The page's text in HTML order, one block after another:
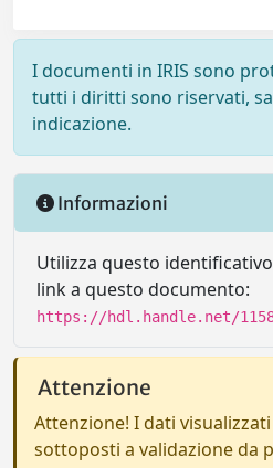
I documenti in IRIS sono
tutti i diritti sono riservati,
indicazione.
Informazioni
Utilizza questo
link a questo documento:
https://hdl.handle.net/
Attenzione
Attenzione! I dati
sottoposti a validazione da